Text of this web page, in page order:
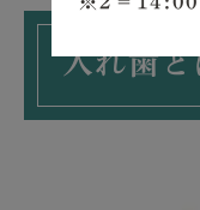
入れ歯と